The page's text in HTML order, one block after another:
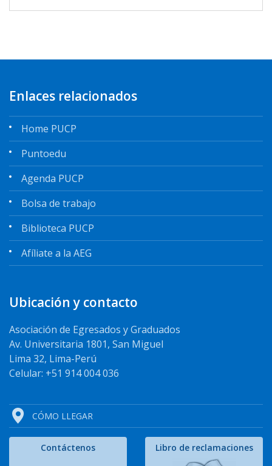
Enlaces relacionados
Home PUCP
Puntoedu
Agenda PUCP
Bolsa de trabajo
Biblioteca PUCP
Afíliate a la AEG
Ubicación y contacto
Asociación de Egresados y Graduados
Av. Universitaria 1801, San Miguel
Lima 32, Lima-Perú
Celular: +51 914 004 036
CÓMO LLEGAR
Contáctenos Libro de reclamaciones